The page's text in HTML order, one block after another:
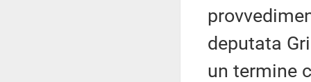
deputata
un termine